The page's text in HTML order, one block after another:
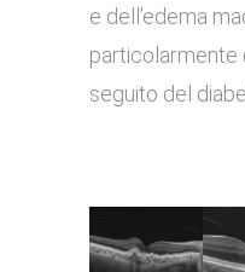
e dell’edema
particolarmente
seguito del